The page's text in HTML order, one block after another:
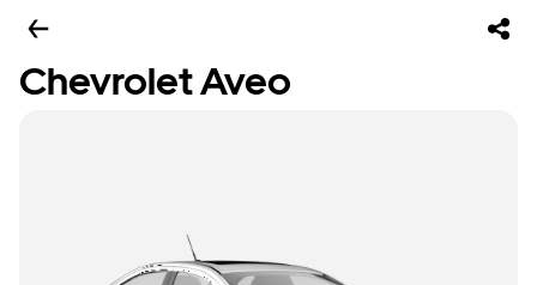
Chevrolet Aveo